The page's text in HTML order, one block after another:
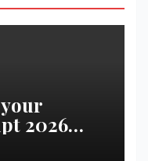
2026
|